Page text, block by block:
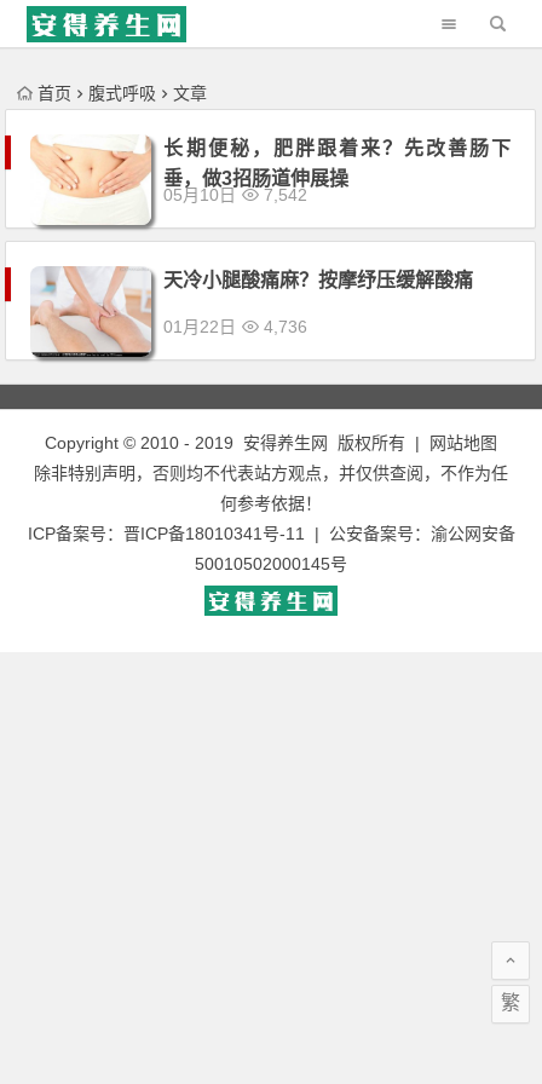
'); })();
首页 腹式呼吸 文章
长期便秘，肥胖跟着来？先改善肠下
垂，做3招肠道伸展操
05月10日 7,542
天冷小腿酸痛麻？按摩纾压缓解酸痛
01月22日 4,736
Copyright © 2010 - 2019 安得养生网 版权所有 |
网站地图
除非特别声明，否则均不代表站方观点，并仅供查阅，不作为任
何参考依据！
ICP备案号： 晋ICP备18010341号-11 | 公安备案号： 渝公网安备
50010502000145号
繁